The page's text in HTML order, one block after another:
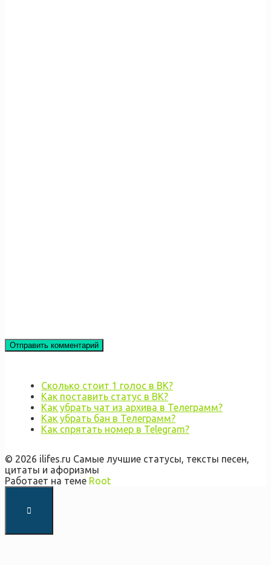
Сколько стоит 1 голос в ВК?
Как поставить статус в ВК?
Как убрать чат из архива в Телеграмм?
Как убрать бан в Телеграмм?
Как спрятать номер в Telegram?
© 2026 ilifes.ru Самые лучшие статусы, тексты песен,
цитаты и афоризмы
Работает на теме Root